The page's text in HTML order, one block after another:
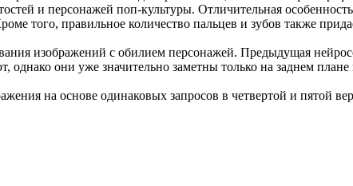
и персонажей поп-культуры. Отличительная
того, правильное количество пальцев и зубов также
изображений с обилием персонажей. Предыдущая
однако они уже значительно заметны только на заднем
на основе одинаковых запросов в четвертой и пятой